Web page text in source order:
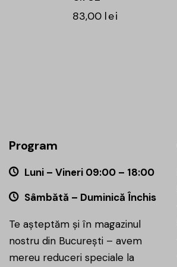
83,00 lei
Program
Luni – Vineri 09:00 – 18:00
Sâmbătă – Duminică Închis
Te așteptăm și în magazinul
nostru din București – avem
mereu reduceri speciale la